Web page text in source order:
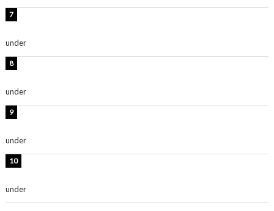
under
under
under
under